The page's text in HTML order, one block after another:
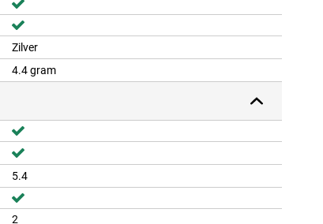
Zilver
4.4 gram
5.4
2